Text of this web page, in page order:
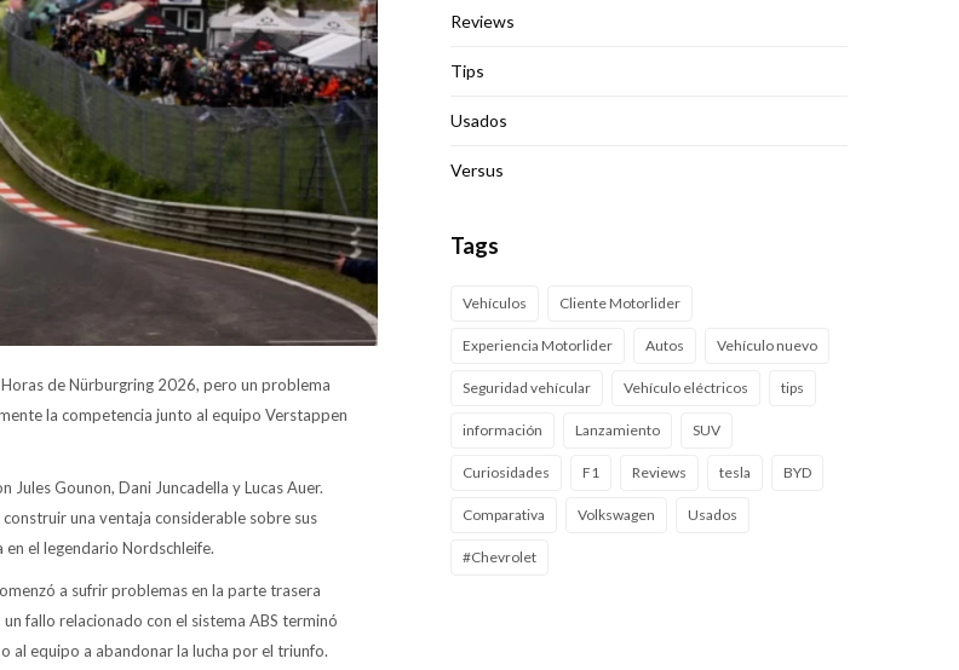
de Nürburgring 2026, pero un problema
la competencia junto al equipo Verstappen
Gounon, Dani Juncadella y Lucas Auer.
una ventaja considerable sobre sus
el legendario Nordschleife.
a sufrir problemas en la parte trasera
fallo relacionado con el sistema ABS terminó
al equipo a abandonar la lucha por el triunfo.
Reviews
Tips
Usados
Versus
Tags
Vehículos Cliente Motorlider
Experiencia Motorlider Autos Vehículo nuevo
Seguridad vehícular Vehículo eléctricos tips
información Lanzamiento SUV
Curiosidades F1 Reviews tesla BYD
Comparativa Volkswagen Usados
#Chevrolet